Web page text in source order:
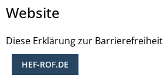
Website
Diese Erklärung zur
HEF-ROF.DE